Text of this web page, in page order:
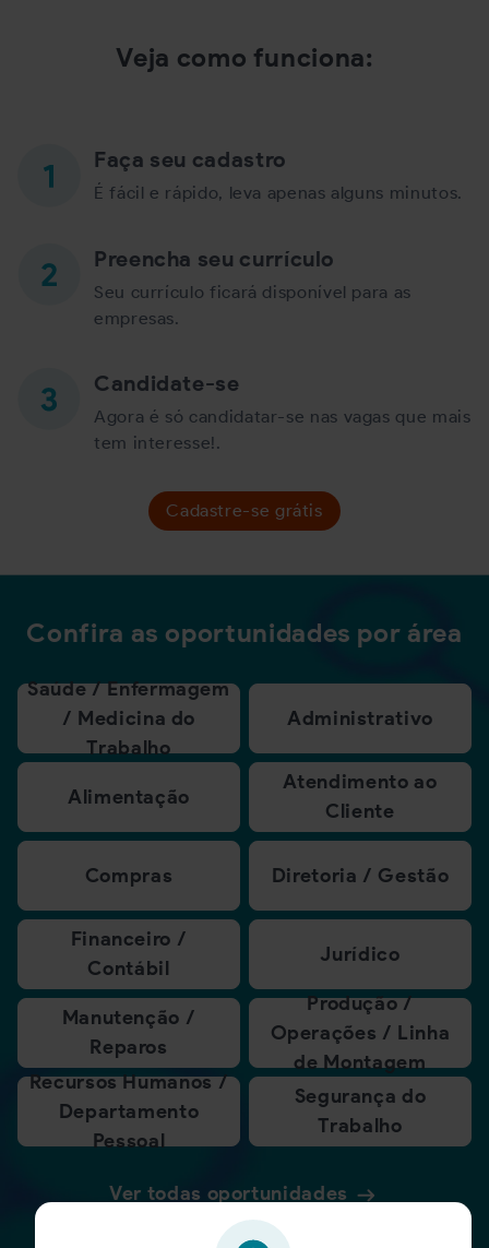
Veja como funciona:
Faça seu cadastro
É fácil e rápido, leva apenas alguns minutos.
Preencha seu currículo
Seu currículo ficará disponível para as
empresas.
Candidate-se
Agora é só candidatar-se nas vagas que mais
tem interesse!.
Cadastre-se grátis
Confira as oportunidades por área
Saúde / Enfermagem
/ Medicina do
Trabalho
Administrativo
Alimentação
Atendimento ao
Cliente
Compras Diretoria / Gestão
Financeiro /
Contábil
Jurídico
Manutenção /
Reparos
Produção /
Operações / Linha
de Montagem
Recursos Humanos /
Departamento
Pessoal
Segurança do
Trabalho
Ver todas oportunidades